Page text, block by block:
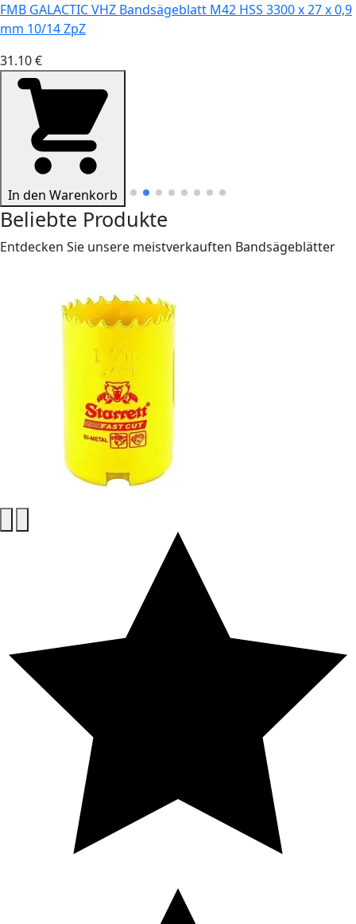
FMB GALACTIC VHZ Bandsägeblatt M42 HSS 3300 x 27 x 0,9
mm 10/14 ZpZ
31.10 €
In den Warenkorb
Beliebte Produkte
Entdecken Sie unsere meistverkauften Bandsägeblätter